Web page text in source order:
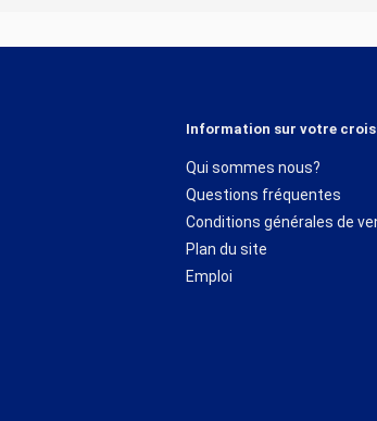
Information sur votre
Qui sommes nous?
Questions fréquentes
Conditions générales de
Plan du site
Emploi